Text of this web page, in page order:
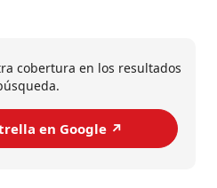
cobertura en los resultados
en Google ↗️